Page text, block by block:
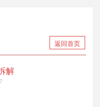
返回首页
解